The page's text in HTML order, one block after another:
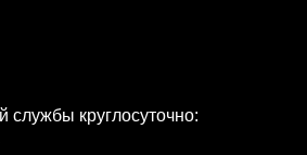
службы круглосуточно: